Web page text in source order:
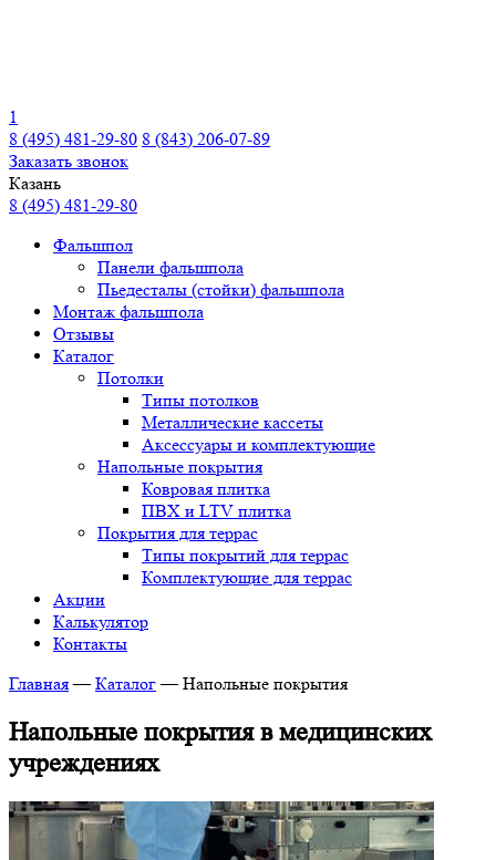
1
8 (495) 481-29-80 8 (843) 206-07-89
Заказать звонок
Казань
8 (495) 481-29-80
Фальшпол
Панели фальшпола
Пьедесталы (стойки) фальшпола
Монтаж фальшпола
Отзывы
Каталог
Потолки
Типы потолков
Металлические кассеты
Аксессуары и комплектующие
Напольные покрытия
Ковровая плитка
ПВХ и LTV плитка
Покрытия для террас
Типы покрытий для террас
Комплектующие для террас
Акции
Калькулятор
Контакты
Главная — Каталог — Напольные покрытия
Напольные покрытия в медицинских
учреждениях